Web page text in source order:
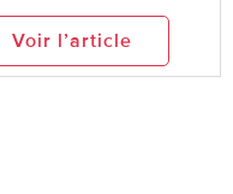
Voir l’article